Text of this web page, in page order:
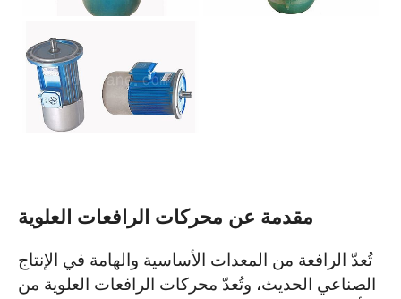
مقدمة عن محركات الرافعات العلوية
تُعدّ الرافعة من المعدات الأساسية والهامة في الإنتاج
الصناعي الحديث، وتُعدّ محركات الرافعات العلوية من